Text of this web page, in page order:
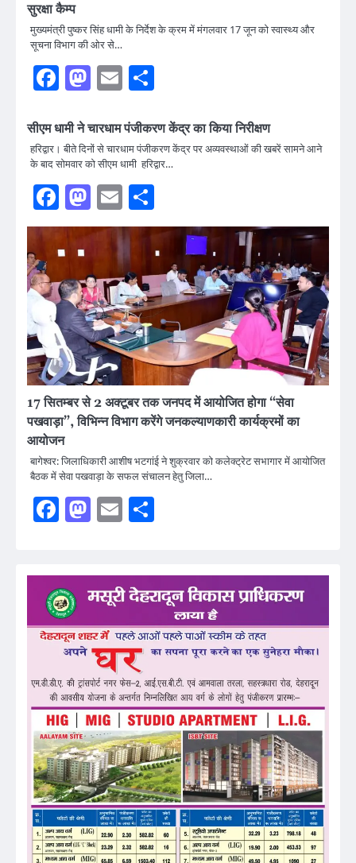
सुरक्षा कैम्प
मुख्यमंत्री पुष्कर सिंह धामी के निर्देश के क्रम में मंगलवार 17 जून को स्वास्थ्य और
सूचना विभाग की ओर से…
Facebook
Mastodon
Email
सीएम धामी ने चारधाम पंजीकरण केंद्र का किया निरीक्षण
हरिद्वार। बीते दिनों से चारधाम पंजीकरण केंद्र पर अव्यवस्थाओं की खबरें सामने आने
के बाद सोमवार को सीएम धामी हरिद्वार…
Facebook
Mastodon
Email
17 सितम्बर से 2 अक्टूबर तक जनपद में आयोजित होगा “सेवा
पखवाड़ा”, विभिन्न विभाग करेंगे जनकल्याणकारी कार्यक्रमों का
आयोजन
बागेश्वर: जिलाधिकारी आशीष भटगांई ने शुक्रवार को कलेक्ट्रेट सभागार में आयोजित
बैठक में सेवा पखवाड़ा के सफल संचालन हेतु जिला…
Facebook
Mastodon
Email